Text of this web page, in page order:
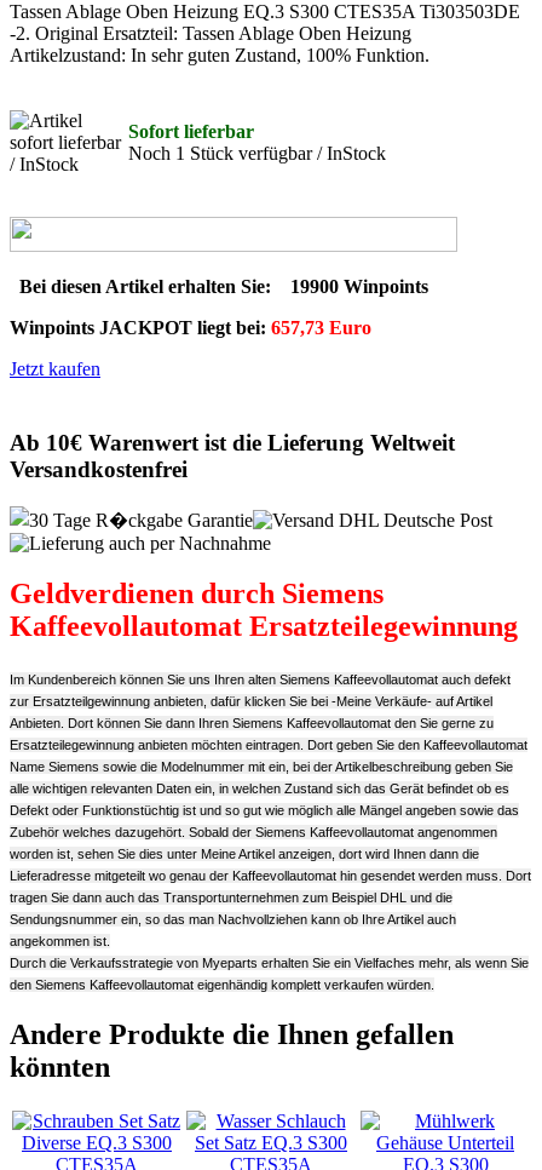
Tassen Ablage Oben Heizung EQ.3 S300 CTES35A Ti303503DE
-2. Original Ersatzteil: Tassen Ablage Oben Heizung
Artikelzustand: In sehr guten Zustand, 100% Funktion.
Sofort lieferbar
Noch 1 Stück verfügbar / InStock
Bei diesen Artikel erhalten Sie:
19900 Winpoints
Winpoints JACKPOT liegt bei: 657,73 Euro
Jetzt kaufen
Ab 10€ Warenwert ist die Lieferung Weltweit
Versandkostenfrei
Geldverdienen durch Siemens
Kaffeevollautomat Ersatzteilegewinnung
Im Kundenbereich können Sie uns Ihren alten Siemens Kaffeevollautomat auch defekt
zur Ersatzteilgewinnung anbieten, dafür klicken Sie bei -Meine Verkäufe- auf Artikel
Anbieten. Dort können Sie dann Ihren Siemens Kaffeevollautomat den Sie gerne zu
Ersatzteilegewinnung anbieten möchten eintragen. Dort geben Sie den Kaffeevollautomat
Name Siemens sowie die Modelnummer mit ein, bei der Artikelbeschreibung geben Sie
alle wichtigen relevanten Daten ein, in welchen Zustand sich das Gerät befindet ob es
Defekt oder Funktionstüchtig ist und so gut wie möglich alle Mängel angeben sowie das
Zubehör welches dazugehört. Sobald der Siemens Kaffeevollautomat angenommen
worden ist, sehen Sie dies unter Meine Artikel anzeigen, dort wird Ihnen dann die
Lieferadresse mitgeteilt wo genau der Kaffeevollautomat hin gesendet werden muss. Dort
tragen Sie dann auch das Transportunternehmen zum Beispiel DHL und die
Sendungsnummer ein, so das man Nachvollziehen kann ob Ihre Artikel auch
angekommen ist.
Durch die Verkaufsstrategie von Myeparts erhalten Sie ein Vielfaches mehr, als wenn Sie
den Siemens Kaffeevollautomat eigenhändig komplett verkaufen würden.
Andere Produkte die Ihnen gefallen
könnten